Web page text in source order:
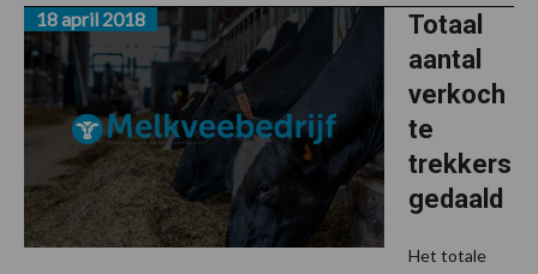
Totaal
aantal
verkoch
te
trekkers
gedaald
18 april 2018
Het totale